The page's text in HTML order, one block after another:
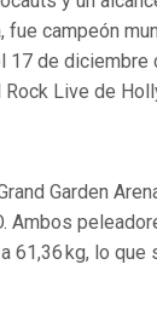
fue campeón
17 de diciembre
Live de
Garden
Ambos
61,36 kg, lo que